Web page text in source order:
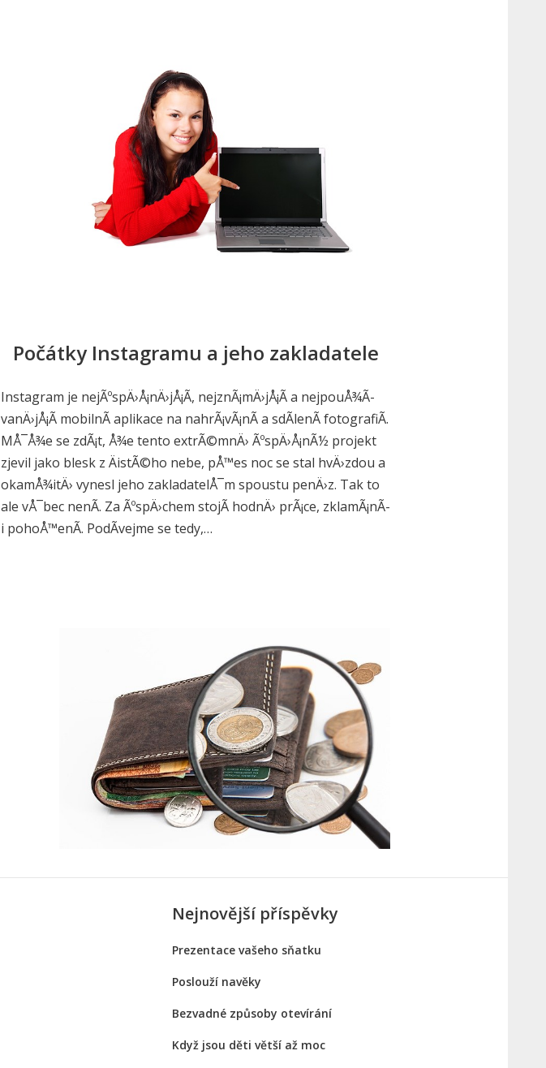
Počátky Instagramu a jeho zakladatele
Instagram je nejÃºspÄ›Å¡nÄ›jÅ¡Ã­, nejznÃ¡mÄ›jÅ¡Ã­ a nejpouÅ¾Ã­
vanÄ›jÅ¡Ã­ mobilnÃ­ aplikace na nahrÃ¡vÃ¡nÃ­ a sdÃ­lenÃ­ fotografiÃ­.
MÅ¯Å¾e se zdÃ¡t, Å¾e tento extrÃ©mnÄ› ÃºspÄ›Å¡nÃ½ projekt
zjevil jako blesk z ÄistÃ©ho nebe, pÅ™es noc se stal hvÄ›zdou a
okamÅ¾itÄ› vynesl jeho zakladatelÅ¯m spoustu penÄ›z. Tak to
ale vÅ¯bec nenÃ­. Za ÃºspÄ›chem stojÃ­ hodnÄ› prÃ¡ce, zklamÃ¡nÃ­
i pohoÅ™enÃ­. PodÃ­vejme se tedy,…
Nejnovější příspěvky
Prezentace vašeho sňatku
Poslouží navěky
Bezvadné způsoby otevírání
Když jsou děti větší až moc